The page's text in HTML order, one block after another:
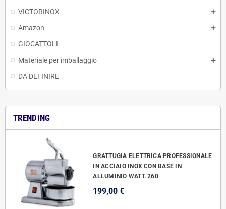
VICTORINOX
Amazon
GIOCATTOLI
Materiale per imballaggio
DA DEFINIRE
TRENDING
GRATTUGIA ELETTRICA PROFESSIONALE
IN ACCIAIO INOX CON BASE IN
ALLUMINIO WATT. 260
199,00 €